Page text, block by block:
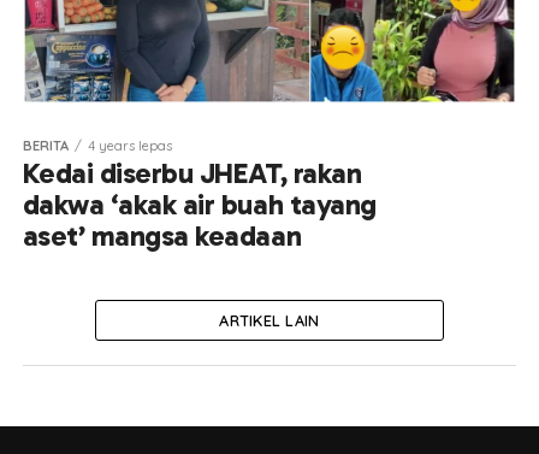
BERITA 4 years lepas
Kedai diserbu JHEAT, rakan
dakwa ‘akak air buah tayang
aset’ mangsa keadaan
ARTIKEL LAIN